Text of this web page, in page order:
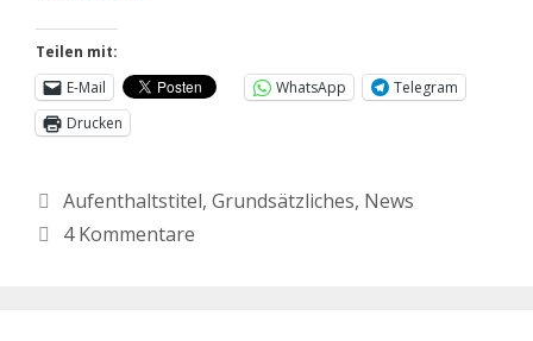
Teilen mit:
E-Mail
WhatsApp
Telegram
Drucken
Aufenthaltstitel, Grundsätzliches, News
4 Kommentare